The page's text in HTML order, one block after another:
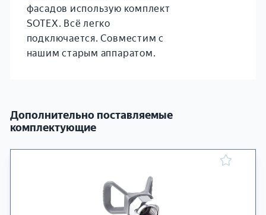
фасадов использую комплект
SOTEX. Всё легко
подключается. Совместим с
нашим старым аппаратом.
Дополнительно поставляемые
комплектующие